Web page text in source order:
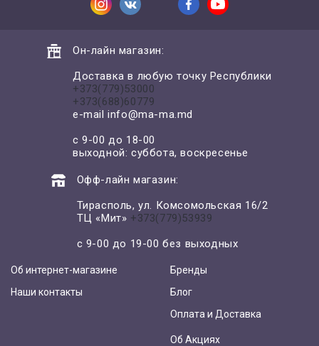
Он-лайн магазин:
Доставка в любую точку Республики
+373(779)53000
+373(688)60779
e-mailinfo@ma-ma.md
с 9-00 до 18-00
выходной: суббота, воскресенье
Офф-лайн магазин:
Тирасполь, ул. Комсомольская 16/2
ТЦ «Мит» +373(779)53939
с 9-00 до 19-00 без выходных
Об интернет-магазине
Наши контакты
Бренды
Блог
Оплата и Доставка
Об Акциях